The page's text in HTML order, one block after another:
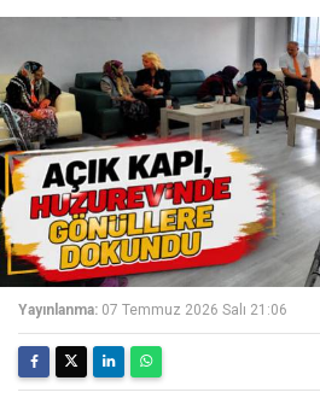
Yayınlanma: 07 Temmuz 2026 Salı 21:06